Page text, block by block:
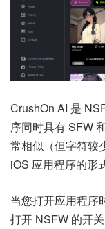
CrushOn AI 是
序同时具有 SFW
常相似（但字符较
iOS 应用程序的形
当您打开应用程序
打开 NSFW 的开